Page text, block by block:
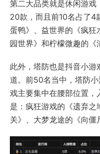
第二大品类就是休闲游
20款，而且前10名占了4
蛋鸭》、益世界的《疯
园世界》和柠檬微趣的《
此外，塔防也是抖音小
道。前50名当中，塔防
戏主要集中在腰部位置
是：疯狂游戏的《遗弃之
关》、大梦龙途的《向僵